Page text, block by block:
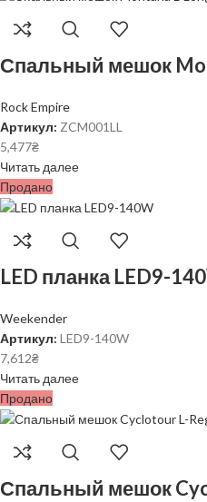
Спальный мешок
Rock Empire
Артикул: ZCM001LL
5,477₴
Читать далее
Продано
LED планка LED9-
Weekender
Артикул: LED9-140W
7,612₴
Читать далее
Продано
Спальный мешок